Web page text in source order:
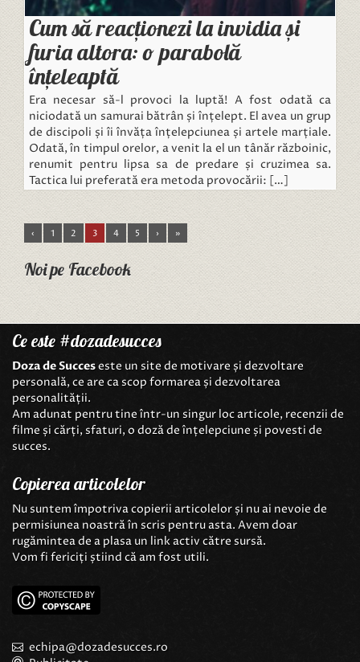
Cum să reacționezi la invidia și
furia altora: o parabolă
înțeleaptă
Era necesar să-l provoci la luptă! A fost odată ca
niciodată un samurai bătrân și înțelept. El avea un grup
de discipoli și îi învăța înțelepciunea și artele marțiale.
Odată, în timpul orelor, a venit la el un tânăr războinic,
renumit pentru lipsa sa de predare și cruzimea sa.
Tactica lui preferată era metoda provocării: […]
‹ 1 2 3 4 5 › »
Noi pe Facebook
Ce este #dozadesucces
Doza de Succeseste un site de motivare și dezvoltare
personală, ce are ca scop formarea și dezvoltarea
personalității.
Am adunat pentru tine într-un singur loc articole, recenzii de
filme și cărți, sfaturi, o doză de înțelepciune și povesti de
succes.
Copierea articolelor
Nu suntem împotriva copierii articolelor și nu ai nevoie de
permisiunea noastră în scris pentru asta. Avem doar
rugămintea de a plasa un link activ către sursă.
Vom fi fericiți știind că am fost utili.
echipa@dozadesucces.ro